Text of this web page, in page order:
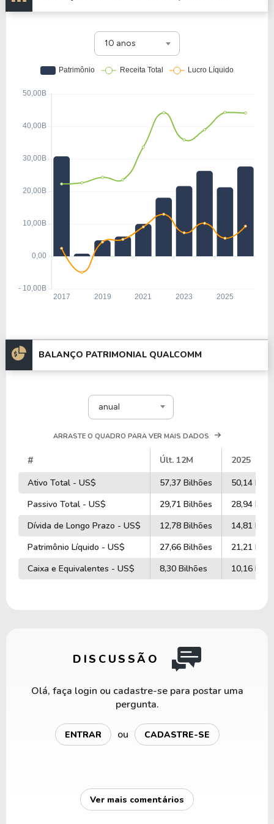
10 anos
BALANÇO PATRIMONIAL QUALCOMM
anual
ARRASTE O QUADRO PARA VER MAIS DADOS
# Últ. 12M
2025
Ativo Total - US$
57,37 Bilhões
50,14
Passivo Total - US$
29,71 Bilhões
28,94
Dívida de Longo Prazo - US$
12,78 Bilhões
14,81
Patrimônio Líquido - US$
27,66 Bilhões
21,21
Caixa e Equivalentes - US$
8,30 Bilhões 10,16
DISCUSSÃO
Olá, faça login ou cadastre-se para postar uma
pergunta.
ENTRAR ou CADASTRE-SE
Ver mais comentários